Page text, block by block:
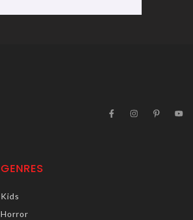
GENRES
Kids
Horror